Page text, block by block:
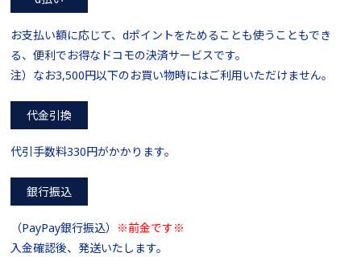
お支払い額に応じて、dポイントをためることも使うこともでき
る、便利でお得なドコモの決済サービスです。
注）なお3,500円以下のお買い物時にはご利用いただけません。
代金引換
代引手数料330円がかかります。
銀行振込
（PayPay銀行振込） ※前金です※
入金確認後、発送いたします。